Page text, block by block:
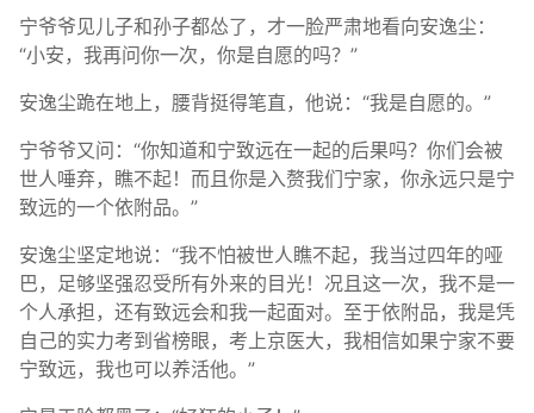
宁爷爷见儿子和孙子都怂了，才一脸严肃地看向安逸尘：
“小安，我再问你一次，你是自愿的吗？”
安逸尘跪在地上，腰背挺得笔直，他说：“我是自愿的。”
宁爷爷又问：“你知道和宁致远在一起的后果吗？你们会被
世人唾弃，瞧不起！而且你是入赘我们宁家，你永远只是宁
致远的一个依附品。”
安逸尘坚定地说：“我不怕被世人瞧不起，我当过四年的哑
巴，足够坚强忍受所有外来的目光！况且这一次，我不是一
个人承担，还有致远会和我一起面对。至于依附品，我是凭
自己的实力考到省榜眼，考上京医大，我相信如果宁家不要
宁致远，我也可以养活他。”